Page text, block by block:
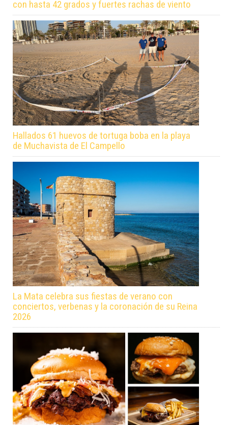
con hasta 42 grados y fuertes rachas de viento
Hallados 61 huevos de tortuga boba en la playa
de Muchavista de El Campello
La Mata celebra sus fiestas de verano con
conciertos, verbenas y la coronación de su Reina
2026